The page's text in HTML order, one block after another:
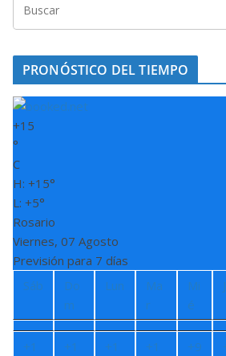
PRONÓSTICO DEL TIEMPO
+15
°
C
H: +15°
L: +5°
Rosario
Viernes, 07 Agosto
Previsión para 7 días
Sáb
Do
m
Lun
Ma
r
Mi
é
+1
+1
+1
+1
+9